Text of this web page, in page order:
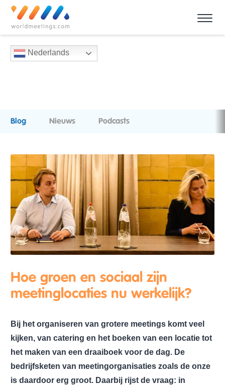
Nederlands
Blog Nieuws Podcasts
Hoe groen en sociaal zijn
meetinglocaties nu werkelijk?
Bij het organiseren van grotere meetings komt veel
kijken, van catering en het boeken van een locatie tot
het maken van een draaiboek voor de dag. De
bedrijfsketen van meetingorganisaties zoals de onze
is daardoor erg groot. Daarbij rijst de vraag: in